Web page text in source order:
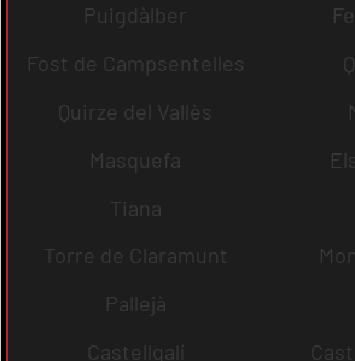
Puigdàlber
Fost de Campsentelles
Quirze del Vallès
Masquefa
Tiana
Torre de Claramunt
Pallejà
Castellgalí